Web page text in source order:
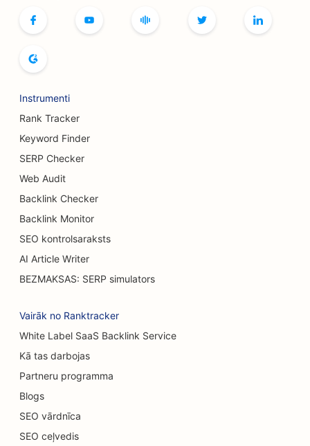
SEO grāmatnīcām
SEO bufetes restorāniem
SEO burgeru kravas automašīnām
SEO kafejnīcām
SEO kūku veikaliem
SEO optimizācija grila galdiem
SEO automobiļu mazgātuvēm
SEO automobiļu dīleriem
SEO tīrīšanas pakalpojumiem
SEO hiropraktiķiem
Instrumenti
Rank Tracker
Keyword Finder
SERP Checker
Web Audit
Backlink Checker
Backlink Monitor
SEO kontrolsaraksts
AI Article Writer
BEZMAKSAS: SERP simulators
Vairāk no Ranktracker
White Label SaaS Backlink Service
Kā tas darbojas
Partneru programma
Blogs
SEO vārdnīca
SEO ceļvedis